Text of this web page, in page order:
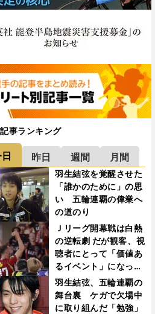
事ランキング
昨日 週間 月間
羽生結弦を覚醒させた
「誰かのために」の思
い 五輪連覇の偉業へ
の道のり
Ｊリーグ開幕戦は白熱
の逆転劇 だが観客、視
聴者にとって「価値あ
るイベント」になって
いたか
羽生結弦、五輪連覇の
舞台裏 ケガで欠場中
に取り組んだ「勉強」